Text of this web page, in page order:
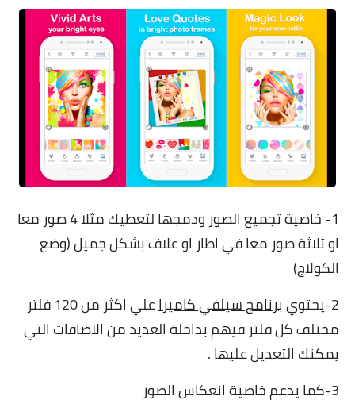
1- خاصية تجميع الصور ودمجها لتعطيك مثلا 4 صور معا
او ثلاثة صور معا في اطار او علاف بشكل جميل (وضع
الكولاج)
2-يحتوي
برنامج سيلفي كاميرا
علي اكثر من 120 فلتر
مختلف كل فلتر فيهم بداخلة العديد من الاضافات التي
يمكنك التعديل عليها .
3-كما يدعم خاصية انعكاس الصور